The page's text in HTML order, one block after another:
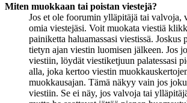
Miten muokkaan tai poistan viestejä?
Jos et ole foorumin ylläpitäjä tai valvoja,
omia viestejäsi. Voit muokata viestiä
painiketta haluamassasi viestissä.
tietyn ajan viestin luomisen jälkeen. Jos
viestiin, löydät viestiketjuun palatessasi
alla, joka kertoo viestin
muokkausajan. Tämä näkyy vain jos
viestiin. Se ei näy, jos valvoja tai